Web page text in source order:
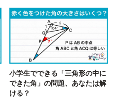
小学生でできる「三角形の中に
できた角」の問題、あなたは解
ける？